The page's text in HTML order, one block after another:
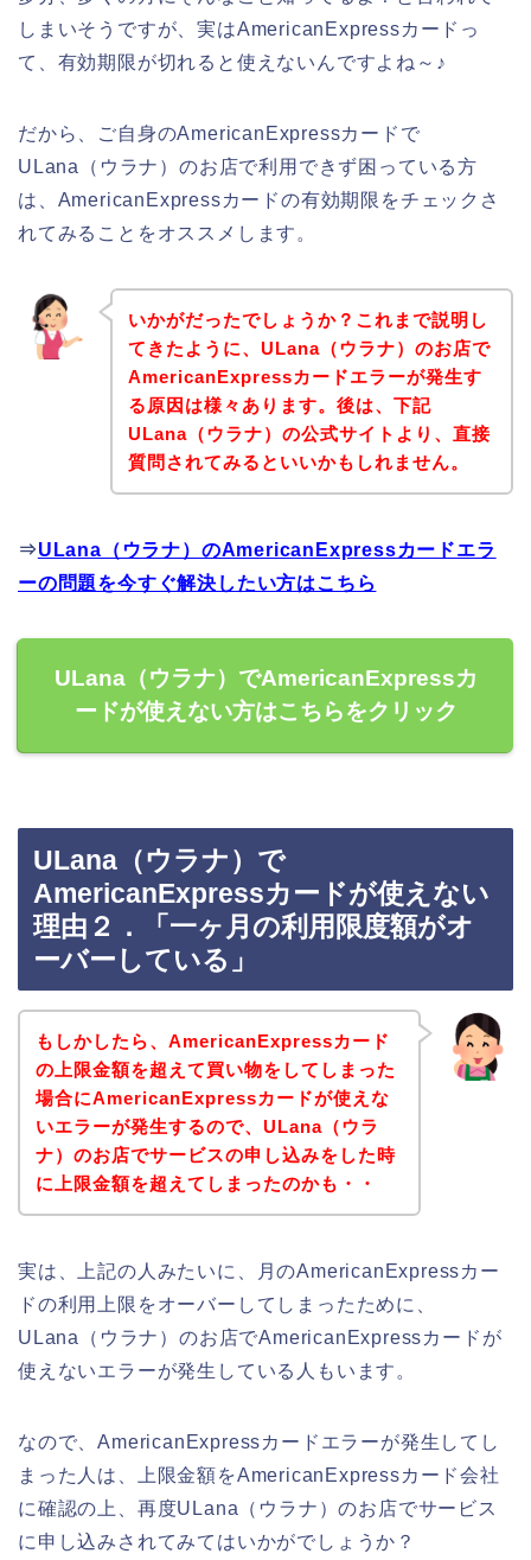
しまいそうですが、実はAmericanExpressカードっ
て、有効期限が切れると使えないんですよね～♪
だから、ご自身のAmericanExpressカードで
ULana（ウラナ）のお店で利用できず困っている方
は、AmericanExpressカードの有効期限をチェックさ
れてみることをオススメします。
いかがだったでしょうか？これまで説明し
てきたように、ULana（ウラナ）のお店で
AmericanExpressカードエラーが発生す
る原因は様々あります。後は、下記
ULana（ウラナ）の公式サイトより、直接
質問されてみるといいかもしれません。
⇒ULana（ウラナ）のAmericanExpressカードエラ
ーの問題を今すぐ解決したい方はこちら
ULana（ウラナ）でAmericanExpressカ
ードが使えない方はこちらをクリック
ULana（ウラナ）で
AmericanExpressカードが使えない
理由２．「一ヶ月の利用限度額がオ
ーバーしている」
もしかしたら、AmericanExpressカード
の上限金額を超えて買い物をしてしまった
場合にAmericanExpressカードが使えな
いエラーが発生するので、ULana（ウラ
ナ）のお店でサービスの申し込みをした時
に上限金額を超えてしまったのかも・・
実は、上記の人みたいに、月のAmericanExpressカー
ドの利用上限をオーバーしてしまったために、
ULana（ウラナ）のお店でAmericanExpressカードが
使えないエラーが発生している人もいます。
なので、AmericanExpressカードエラーが発生してし
まった人は、上限金額をAmericanExpressカード会社
に確認の上、再度ULana（ウラナ）のお店でサービス
に申し込みされてみてはいかがでしょうか？